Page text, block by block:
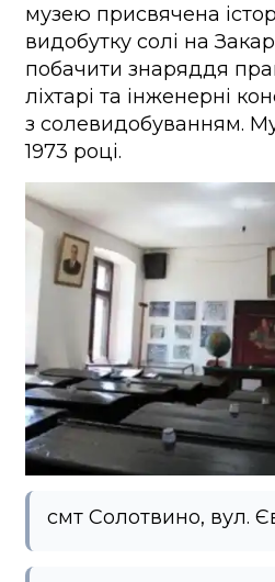
музею присвячена
видобутку солі на
побачити знаряддя
ліхтарі та інженерні
з солевидобуванням.
1973 році.
смт Солотвино, вул.